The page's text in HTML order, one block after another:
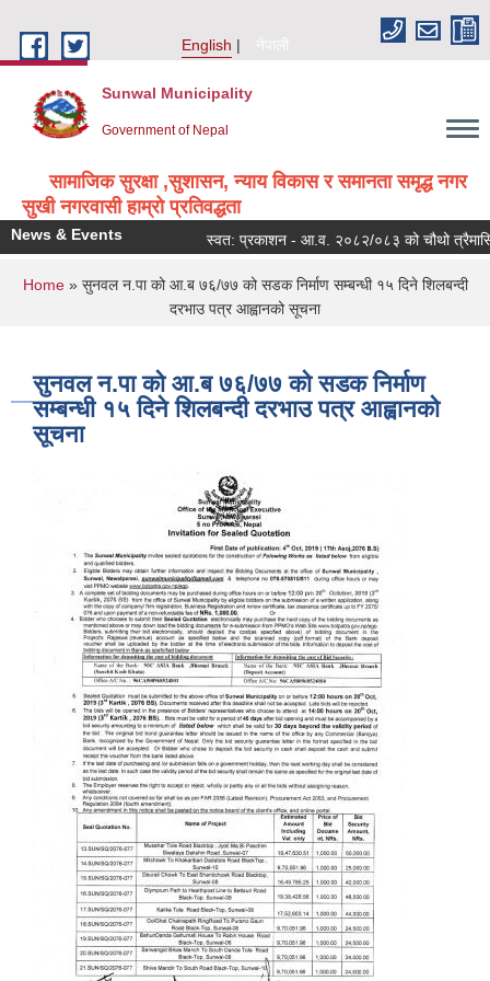
English
नेपाली
Sunwal Municipality
Government of Nepal
सामाजिक सुरक्षा ,सुशासन, न्याय विकास र समानता समृद्ध नगर
सुखी नगरवासी हाम्रो प्रतिवद्धता
News & Events स्वत: प्रकाशन - आ.व. २०८२/०८३ को चौथो त्रैमासिक
You are here
Home» सुनवल न.पा को आ.ब ७६/७७ को सडक निर्माण सम्बन्धी १५ दिने शिलबन्दी
दरभाउ पत्र आह्वानको सूचना
सुनवल न.पा को आ.ब ७६/७७ को सडक निर्माण
सम्बन्धी १५ दिने शिलबन्दी दरभाउ पत्र आह्वानको
सूचना